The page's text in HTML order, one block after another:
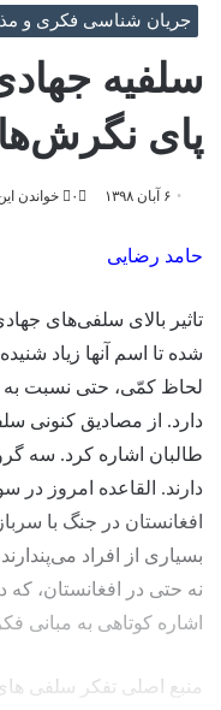
جریان شناسی فکری و
سلفیه
پای
۶ آبان ۱۳۹۸ ۰ خواندن این مطلب ۴
حامد رضایی
تاثیر بالای سلفی‌های
شده تا اسم آنها زیاد
لحاظ کمّی، حتی نسبت به
دارد. از مصادیق کنونی
طالبان اشاره کرد. سه
دارند. القاعده امروز در
افغانستان در جنگ با
بسیاری از افراد
نه حتی در افغانستان،
اشاره کوتاهی به
منبع اصلی تفکر سلفی